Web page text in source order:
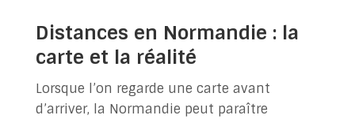
Distances en Normandie : la
carte et la réalité
Lorsque l’on regarde une carte avant
d’arriver, la Normandie peut paraître